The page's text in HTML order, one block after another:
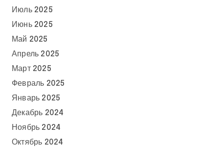
Июль 2025
Июнь 2025
Май 2025
Апрель 2025
Март 2025
Февраль 2025
Январь 2025
Декабрь 2024
Ноябрь 2024
Октябрь 2024